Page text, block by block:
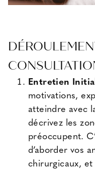
Entretien
motivations,
atteindre avec
décrivez les
préoccupent.
d’aborder vos
chirurgicaux, et